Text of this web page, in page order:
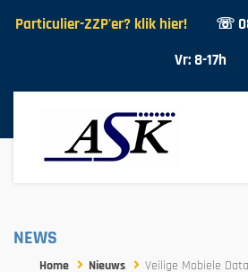
Particulier-ZZP'er? klik hier! ☏
Vr: 8-17h
NEWS
Home Nieuws
Veilige Mobiele